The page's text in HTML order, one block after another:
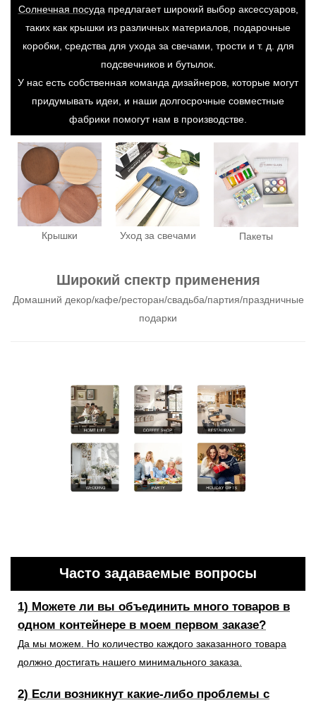
Солнечная посуда предлагает широкий выбор аксессуаров,
таких как крышки из различных материалов, подарочные
коробки, средства для ухода за свечами, трости и т. д. для
подсвечников и бутылок.
У нас есть собственная команда дизайнеров, которые могут
придумывать идеи, и наши долгосрочные совместные
фабрики помогут нам в производстве.
Крышки Уход за свечами Пакеты
Широкий спектр применения
Домашний декор/кафе/ресторан/свадьба/партия/праздничные
подарки
Часто задаваемые вопросы
1) Можете ли вы объединить много товаров в
одном контейнере в моем первом заказе?
Да мы можем. Но количество каждого заказанного товара
должно достигать нашего минимального заказа.
2) Если возникнут какие-либо проблемы с